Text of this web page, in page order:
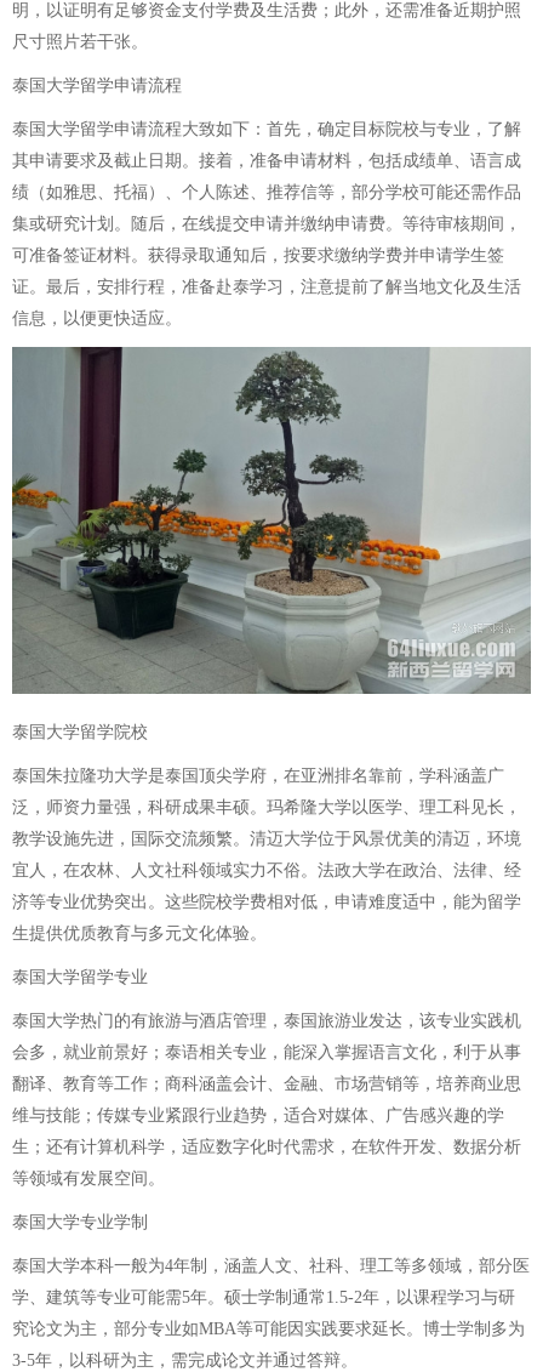
明，以证明有足够资金支付学费及生活费；此外，还需准备近期护照
尺寸照片若干张。
泰国大学留学申请流程
泰国大学留学申请流程大致如下：首先，确定目标院校与专业，了解
其申请要求及截止日期。接着，准备申请材料，包括成绩单、语言成
绩（如雅思、托福）、个人陈述、推荐信等，部分学校可能还需作品
集或研究计划。随后，在线提交申请并缴纳申请费。等待审核期间，
可准备签证材料。获得录取通知后，按要求缴纳学费并申请学生签
证。最后，安排行程，准备赴泰学习，注意提前了解当地文化及生活
信息，以便更快适应。
泰国大学留学院校
泰国朱拉隆功大学是泰国顶尖学府，在亚洲排名靠前，学科涵盖广
泛，师资力量强，科研成果丰硕。玛希隆大学以医学、理工科见长，
教学设施先进，国际交流频繁。清迈大学位于风景优美的清迈，环境
宜人，在农林、人文社科领域实力不俗。法政大学在政治、法律、经
济等专业优势突出。这些院校学费相对低，申请难度适中，能为留学
生提供优质教育与多元文化体验。
泰国大学留学专业
泰国大学热门的有旅游与酒店管理，泰国旅游业发达，该专业实践机
会多，就业前景好；泰语相关专业，能深入掌握语言文化，利于从事
翻译、教育等工作；商科涵盖会计、金融、市场营销等，培养商业思
维与技能；传媒专业紧跟行业趋势，适合对媒体、广告感兴趣的学
生；还有计算机科学，适应数字化时代需求，在软件开发、数据分析
等领域有发展空间。
泰国大学专业学制
泰国大学本科一般为4年制，涵盖人文、社科、理工等多领域，部分医
学、建筑等专业可能需5年。硕士学制通常1.5-2年，以课程学习与研
究论文为主，部分专业如MBA等可能因实践要求延长。博士学制多为
3-5年，以科研为主，需完成论文并通过答辩。